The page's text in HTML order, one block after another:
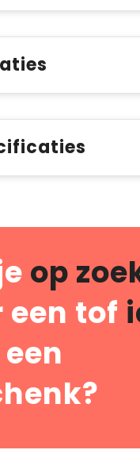
op
een tof